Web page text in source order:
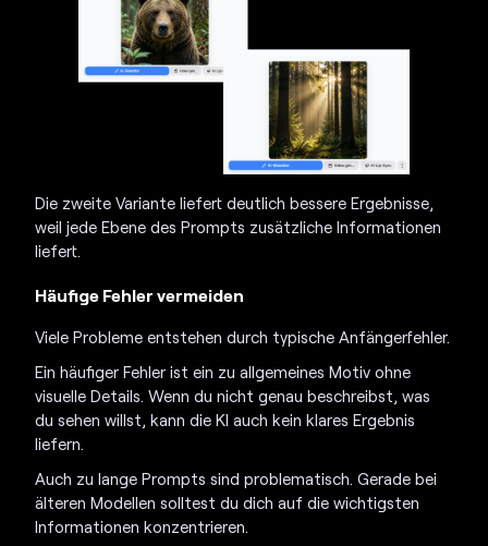
Die zweite Variante liefert deutlich bessere Ergebnisse,
weil jede Ebene des Prompts zusätzliche Informationen
liefert.
Häufige Fehler vermeiden
Viele Probleme entstehen durch typische Anfängerfehler.
Ein häufiger Fehler ist ein zu allgemeines Motiv ohne
visuelle Details. Wenn du nicht genau beschreibst, was
du sehen willst, kann die KI auch kein klares Ergebnis
liefern.
Auch zu lange Prompts sind problematisch. Gerade bei
älteren Modellen solltest du dich auf die wichtigsten
Informationen konzentrieren.